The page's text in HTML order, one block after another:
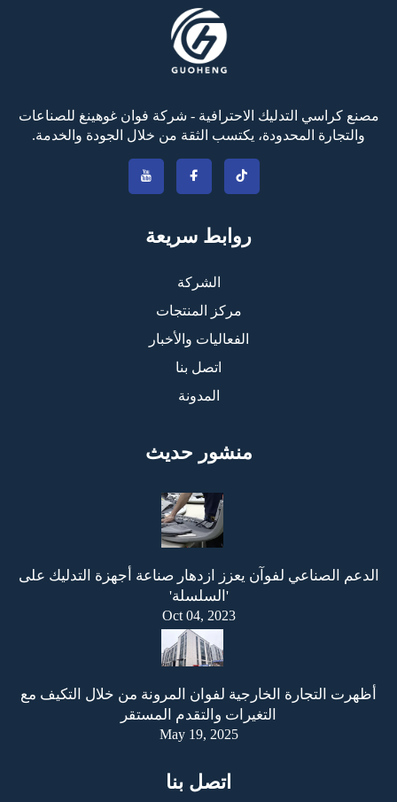
مصنع كراسي التدليك الاحترافية - شركة فوان غوهينغ للصناعات
والتجارة المحدودة، يكتسب الثقة من خلال الجودة والخدمة.
روابط سريعة
الشركة
مركز المنتجات
الفعاليات والأخبار
اتصل بنا
المدونة
منشور حديث
الدعم الصناعي لفوآن يعزز ازدهار صناعة أجهزة التدليك على
'السلسلة'
Oct 04, 2023
أظهرت التجارة الخارجية لفوان المرونة من خلال التكيف مع
التغيرات والتقدم المستقر
May 19, 2025
اتصل بنا